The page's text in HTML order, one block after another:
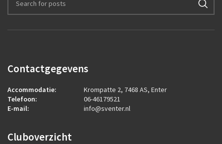
Contactgegevens
Accommodatie:
Krompatte 2, 7468 AS, Enter
Telefoon:
06-46179521
E-mail:
info@sventer.nl
Cluboverzicht